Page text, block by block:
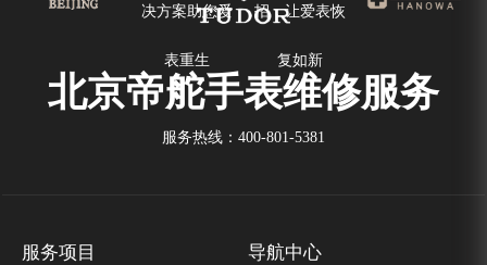
决方案助您爱
表重生
招，让爱表恢
复如新
北京帝舵手表维修服务
服务热线： 400-801-5381
服务项目 导航中心